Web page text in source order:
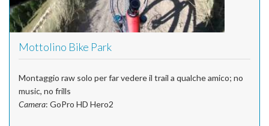
Mottolino Bike Park
Montaggio raw solo per far vedere il trail a qualche amico; no
music, no frills
Camera: GoPro HD Hero2